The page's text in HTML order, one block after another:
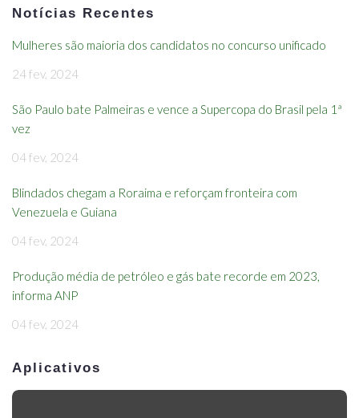
Notícias Recentes
Mulheres são maioria dos candidatos no concurso unificado
24 fev, 2024
São Paulo bate Palmeiras e vence a Supercopa do Brasil pela 1ª
vez
04 fev, 2024
Blindados chegam a Roraima e reforçam fronteira com
Venezuela e Guiana
04 fev, 2024
Produção média de petróleo e gás bate recorde em 2023,
informa ANP
04 fev, 2024
Aplicativos